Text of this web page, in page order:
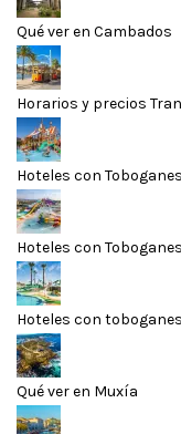
Qué ver en Cambados
Horarios y precios
Hoteles con
Hoteles con
Hoteles con
Qué ver en Muxía